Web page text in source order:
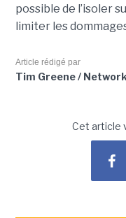
possible de l’isoler
limiter les
Article rédigé par
Tim Greene /
Cet article